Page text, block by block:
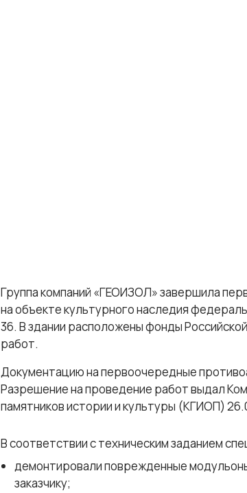
Группа компаний «ГЕОИЗОЛ» завершила
на объекте культурного наследия
36. В здании расположены фонды
работ.
Документацию на первоочередные
Разрешение на проведение работ выдал
памятников истории и культуры (КГИОП)
В соответствии с техническим заданием
демонтировали поврежденные
заказчику;